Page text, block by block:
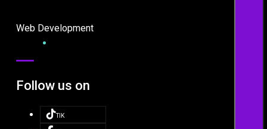
Web Development
Follow us on
TIK